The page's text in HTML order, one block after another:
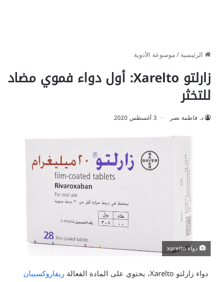
الرئيسية/موسوعة الأدوية
زارلتو Xarelto: أول دواء فموي مضاد
للتخثر
د. فاطمة نصر 3 أغسطس 2020
دواء xarelto
دواء زارلتو Xarelto، يحتوي على المادة الفعالة
ريفاروكسيبان